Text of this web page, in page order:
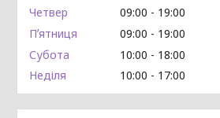
Четвер
09:00
19:00
Пʼятниця
09:00
19:00
Субота
10:00
18:00
Неділя
10:00 17:00